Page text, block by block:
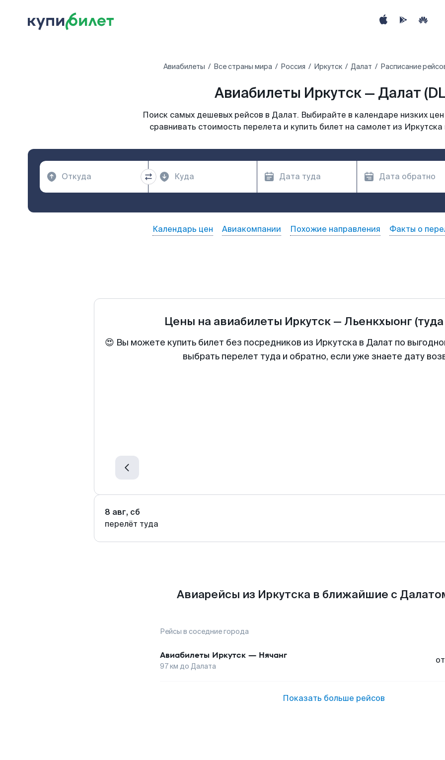
Авиабилеты Все страны мира Россия Иркутск Далат Расписание
Авиабилеты Иркутск — Далат
Поиск самых дешевых рейсов в Далат. Выбирайте в календаре низких
сравнивать стоимость перелета и купить билет на самолет из
Календарь цен Авиакомпании Похожие направления Факты о
Цены на авиабилеты Иркутск— Льенкхыонг
😍 Вы можете купить билет без посредников из Иркутска в Далат по
выбрать перелет туда и обратно, если уже знаете дату
8 авг, сб
перелёт туда
Авиарейсы из Иркутска в ближайшие с
Рейсы в соседние города
Авиабилеты Иркутск — Нячанг
97км до Далата
от
Показать больше рейсов